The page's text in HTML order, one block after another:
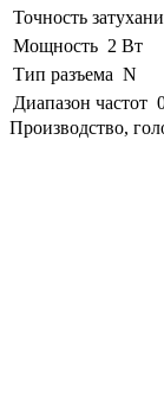
Точность
Мощность 2 Вт
Тип разъема N
Диапазон частот
Производство,